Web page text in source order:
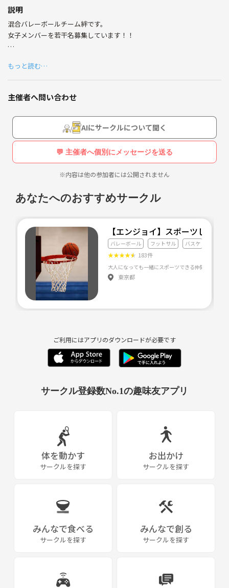
説明
混合バレーボールチーム絆です。
女子メンバーを若干名募集しています！！
★部活でのバレーボール経験者の方（リベロ以外の方）✕若干名
チームのレベルは高くありませんのでレベルは問いません(^-^)
ブランクのある方など気軽に試しで練習に参加してみてください(^-^)
何度か練習にゲスト参加していただいてから、メンバーになるかどうか
は決めていただければ大丈夫です。
詳細はホームページで確認して下さい。
ホームページ
《URL削除》
もっと読む…
主催者へ問い合わせ
AIにサークルについて聞く
💬 主催者へ個別にメッセージを送る
※内容は他の参加者には公開されません
あなたへのおすすめサークル
【エンジョイ】スポーツしまし
バレーボール フットサル バスケ
★★★★★ 183件
東京都
ご利用にはアプリのダウンロードが必要です
サークル登録数No.1の趣味友アプリ
体を動かす
サークルを探す
お出かけ
サークルを探す
みんなで食べる
サークルを探す
みんなで創る
サークルを探す